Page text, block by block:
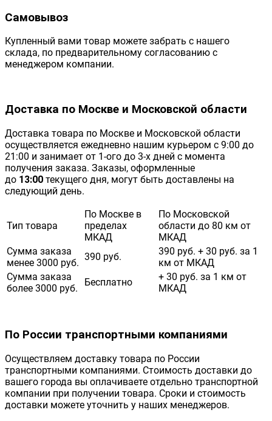
Самовывоз
Купленный вами товар можете забрать с нашего
склада, по предварительному согласованию с
менеджером компании.
Доставка по Москве и Московской области
Доставка товара по Москве и Московской области
осуществляется ежедневно нашим курьером с 9:00 до
21:00 и занимает от 1-ого до 3-х дней с момента
получения заказа. Заказы, оформленные
до 13:00 текущего дня, могут быть доставлены на
следующий день.
Тип товара
По Москве в
пределах
МКАД
По Московской
области до 80 км от
МКАД
Сумма заказа
менее 3000 руб.
390 руб.
390 руб. + 30 руб. за 1
км от МКАД
Сумма заказа
более 3000 руб.
Бесплатно
+ 30 руб. за 1 км от
МКАД
По России транспортными компаниями
Осуществляем доставку товара по России
транспортными компаниями. Стоимость доставки до
вашего города вы оплачиваете отдельно транспортной
компании при получении товара. Сроки и стоимость
доставки можете уточнить у наших менеджеров.